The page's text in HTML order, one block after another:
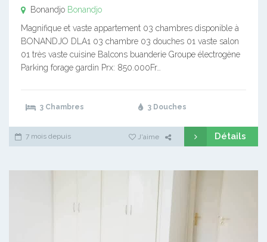
Bonandjo Bonandjo
Magnifique et vaste appartement 03 chambres disponible à
BONANDJO DLA1 03 chambre 03 douches 01 vaste salon
01 très vaste cuisine Balcons buanderie Groupe électrogène
Parking forage gardin Prx: 850.000Fr…
3 Chambres 3 Douches
7 mois depuis J'aime Détails